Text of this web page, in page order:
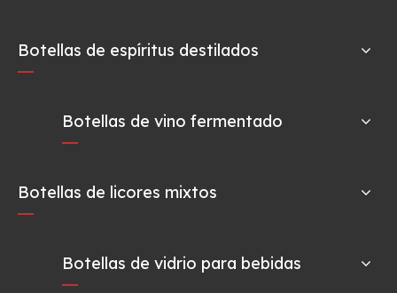
Botellas de espíritus destilados
Botellas de vino fermentado
Botellas de licores mixtos
Botellas de vidrio para bebidas